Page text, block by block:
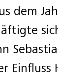
dem
Einfluss